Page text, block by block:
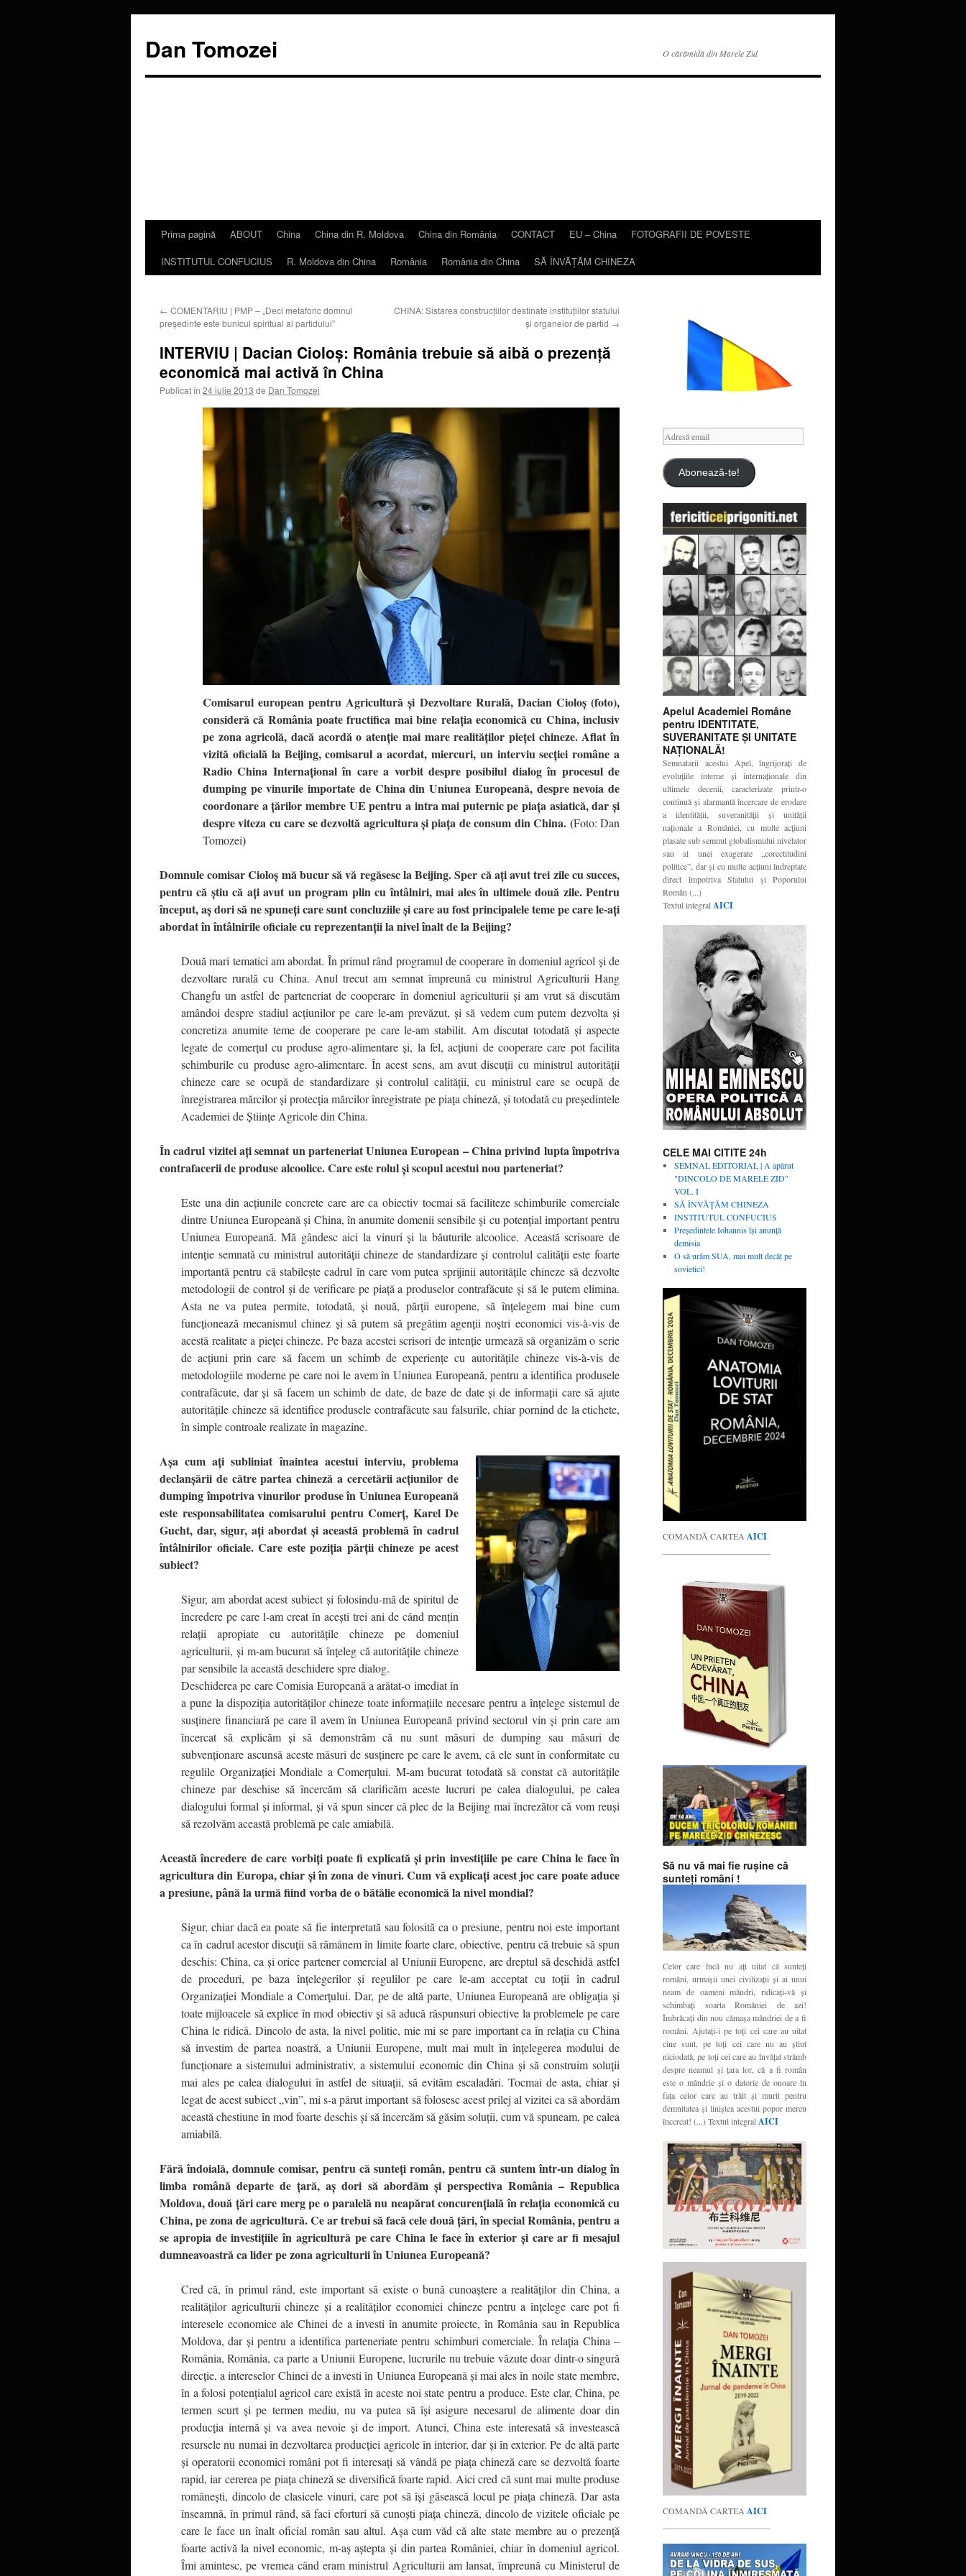
Dan Tomozei O cărămidă din Marele Zid
SariPrima pagină ABOUT China China din R. Moldova China din România CONTACT EU – China
FOTOGRAFII DE POVESTE
INSTITUTUL CONFUCIUS
R. Moldova din China România România din China SĂ ÎNVĂŢĂM CHINEZA
← COMENTARIU | PMP – „Deci metaforic domnul
preşedinte este bunicul spiritual al partidului”
CHINA: Sistarea construcţiilor destinate instituţiilor statului
şi organelor de partid →
INTERVIU | Dacian Cioloş: România trebuie să aibă o prezenţă
economică mai activă în China
Publicat în 24 iulie 2013 de Dan Tomozei
Comisarul european pentru Agricultură şi Dezvoltare Rurală, Dacian Cioloş (foto),
consideră că România poate fructifica mai bine relaţia economică cu China, inclusiv
pe zona agricolă, dacă acordă o atenţie mai mare realităţilor pieţei chineze. Aflat în
vizită oficială la Beijing, comisarul a acordat, miercuri, un interviu secţiei române a
Radio China Internaţional în care a vorbit despre posibilul dialog în procesul de
dumping pe vinurile importate de China din Uniunea Europeană, despre nevoia de
coordonare a ţărilor membre UE pentru a intra mai puternic pe piaţa asiatică, dar şi
despre viteza cu care se dezvoltă agricultura şi piaţa de consum din China. (Foto: Dan
Tomozei)
Domnule comisar Cioloş mă bucur să vă regăsesc la Beijing. Sper că aţi avut trei zile cu succes,
pentru că ştiu că aţi avut un program plin cu întâlniri, mai ales în ultimele două zile. Pentru
început, aş dori să ne spuneţi care sunt concluziile şi care au fost principalele teme pe care le-aţi
abordat în întâlnirile oficiale cu reprezentanţii la nivel înalt de la Beijing?
Două mari tematici am abordat. În primul rând programul de cooperare în domeniul agricol şi de
dezvoltare rurală cu China. Anul trecut am semnat împreună cu ministrul Agriculturii Hang
Changfu un astfel de parteneriat de cooperare în domeniul agriculturii şi am vrut să discutăm
amândoi despre stadiul acţiunilor pe care le-am prevăzut, şi să vedem cum putem dezvolta şi
concretiza anumite teme de cooperare pe care le-am stabilit. Am discutat totodată şi aspecte
legate de comerţul cu produse agro-alimentare şi, la fel, acţiuni de cooperare care pot facilita
schimburile cu produse agro-alimentare. În acest sens, am avut discuţii cu ministrul autorităţii
chineze care se ocupă de standardizare şi controlul calităţii, cu ministrul care se ocupă de
înregistrarea mărcilor şi protecţia mărcilor înregistrate pe piaţa chineză, şi totodată cu preşedintele
Academiei de Ştiinţe Agricole din China.
În cadrul vizitei aţi semnat un parteneriat Uniunea European – China privind lupta împotriva
contrafacerii de produse alcoolice. Care este rolul şi scopul acestui nou parteneriat?
Este una din acţiunile concrete care are ca obiectiv tocmai să faciliteze schimburile comerciale
dintre Uniunea Europeană şi China, în anumite domenii sensibile şi cu potenţial important pentru
Uniunea Europeană. Mă gândesc aici la vinuri şi la băuturile alcoolice. Această scrisoare de
intenţie semnată cu ministrul autorităţii chineze de standardizare şi controlul calităţii este foarte
importantă pentru că stabileşte cadrul în care vom putea sprijinii autorităţile chineze să dezvolte
metodologii de control şi de verificare pe piaţă a produselor contrafăcute şi să le putem elimina.
Asta ne va putea permite, totodată, şi nouă, părţii europene, să înţelegem mai bine cum
funcţionează mecanismul chinez şi să putem să pregătim agenţii noştri economici vis-à-vis de
acestă realitate a pieţei chineze. Pe baza acestei scrisori de intenţie urmează să organizăm o serie
de acţiuni prin care să facem un schimb de experienţe cu autorităţile chineze vis-à-vis de
metodologiile moderne pe care noi le avem în Uniunea Europeană, pentru a identifica produsele
contrafăcute, dar şi să facem un schimb de date, de baze de date şi de informaţii care să ajute
autorităţile chineze să identifice produsele contrafăcute sau falsurile, chiar pornind de la etichete,
în simple controale realizate în magazine.
Aşa cum aţi subliniat înaintea acestui interviu, problema
declanşării de către partea chineză a cercetării acţiunilor de
dumping împotriva vinurilor produse în Uniunea Europeană
este responsabilitatea comisarului pentru Comerţ, Karel De
Gucht, dar, sigur, aţi abordat şi această problemă în cadrul
întâlnirilor oficiale. Care este poziţia părţii chineze pe acest
subiect?
Sigur, am abordat acest subiect şi folosindu-mă de spiritul de
încredere pe care l-am creat în aceşti trei ani de când menţin
relaţii apropiate cu autorităţile chineze pe domeniul
agriculturii, şi m-am bucurat să înţeleg că autorităţile chineze
par sensibile la această deschidere spre dialog.
Deschiderea pe care Comisia Europeană a arătat-o imediat în
a pune la dispoziţia autorităţilor chineze toate informaţiile necesare pentru a înţelege sistemul de
susţinere financiară pe care îl avem în Uniunea Europeană privind sectorul vin şi prin care am
încercat să explicăm şi să demonstrăm că nu sunt măsuri de dumping sau măsuri de
subvenţionare ascunsă aceste măsuri de susţinere pe care le avem, că ele sunt în conformitate cu
regulile Organizaţiei Mondiale a Comerţului. M-am bucurat totodată să constat că autorităţile
chineze par deschise să încercăm să clarificăm aceste lucruri pe calea dialogului, pe calea
dialogului formal şi informal, şi vă spun sincer că plec de la Beijing mai încrezător că vom reuşi
să rezolvăm această problemă pe cale amiabilă.
Această încredere de care vorbiţi poate fi explicată şi prin investiţiile pe care China le face în
agricultura din Europa, chiar şi în zona de vinuri. Cum vă explicaţi acest joc care poate aduce
a presiune, până la urmă fiind vorba de o bătălie economică la nivel mondial?
Sigur, chiar dacă ea poate să fie interpretată sau folosită ca o presiune, pentru noi este important
ca în cadrul acestor discuţii să rămânem în limite foarte clare, obiective, pentru că trebuie să spun
deschis: China, ca şi orice partener comercial al Uniunii Europene, are dreptul să deschidă astfel
de proceduri, pe baza înţelegerilor şi regulilor pe care le-am acceptat cu toţii în cadrul
Organizaţiei Mondiale a Comerţului. Dar, pe de altă parte, Uniunea Europeană are obligaţia şi
toate mijloacele să explice în mod obiectiv şi să aducă răspunsuri obiective la problemele pe care
China le ridică. Dincolo de asta, la nivel politic, mie mi se pare important ca în relaţia cu China
să investim de partea noastră, a Uniunii Europene, mult mai mult în înţelegerea modului de
funcţionare a sistemului administrativ, a sistemului economic din China şi să construim soluţii
mai ales pe calea dialogului în astfel de situaţii, să evităm escaladări. Tocmai de asta, chiar şi
legat de acest subiect „vin”, mi s-a părut important să folosesc acest prilej al vizitei ca să abordăm
această chestiune în mod foarte deschis şi să încercăm să găsim soluţii, cum vă spuneam, pe calea
amiabilă.
Fără îndoială, domnule comisar, pentru că sunteţi român, pentru că suntem într-un dialog în
limba română departe de ţară, aş dori să abordăm şi perspectiva România – Republica
Moldova, două ţări care merg pe o paralelă nu neapărat concurenţială în relaţia economică cu
China, pe zona de agricultură. Ce ar trebui să facă cele două ţări, în special România, pentru a
se apropia de investiţiile în agricultură pe care China le face în exterior şi care ar fi mesajul
dumneavoastră ca lider pe zona agriculturii în Uniunea Europeană?
Cred că, în primul rând, este important să existe o bună cunoaştere a realităţilor din China, a
realităţilor agriculturii chineze şi a realităţilor economiei chineze pentru a înţelege care pot fi
interesele economice ale Chinei de a investi în anumite proiecte, în România sau în Republica
Moldova, dar şi pentru a identifica parteneriate pentru schimburi comerciale. În relaţia China –
România, România, ca parte a Uniunii Europene, lucrurile nu trebuie văzute doar dintr-o singură
direcţie, a intereselor Chinei de a investi în Uniunea Europeană şi mai ales în noile state membre,
în a folosi potenţialul agricol care există în aceste noi state pentru a produce. Este clar, China, pe
termen scurt şi pe termen mediu, nu va putea să îşi asigure necesarul de alimente doar din
producţia internă şi va avea nevoie şi de import. Atunci, China este interesată să investească
resursele nu numai în dezvoltarea producţiei agricole în interior, dar şi în exterior. Pe de altă parte
şi operatorii economici români pot fi interesaţi să vândă pe piaţa chineză care se dezvoltă foarte
rapid, iar cererea pe piaţa chineză se diversifică foarte rapid. Aici cred că sunt mai multe produse
româneşti, dincolo de clasicele vinuri, care pot să îşi găsească locul pe piaţa chineză. Dar asta
înseamnă, în primul rând, să faci eforturi să cunoşti piaţa chineză, dincolo de vizitele oficiale pe
care le face un înalt oficial român sau altul. Aşa cum văd că alte state membre au o prezenţă
foarte activă la nivel economic, m-aş aştepta şi din partea României, chiar în domeniul agricol.
Îmi amintesc, pe vremea când eram ministrul Agriculturii am lansat, împreună cu Ministerul de
Adresă
email
Abonează-te!
Apelul Academiei Române
pentru IDENTITATE,
SUVERANITATE ŞI UNITATE
NAŢIONALĂ!
Semnatarii acestui Apel, îngrijoraţi de
evoluţiile interne şi internaţionale din
ultimele decenii, caracterizate printr-o
continuă şi alarmantă încercare de erodare
a identităţii, suveranităţii şi unităţii
naţionale a României, cu multe acţiuni
plasate sub semnul globalismului nivelator
sau al unei exagerate „corectitudini
politice”, dar şi cu multe acţiuni îndreptate
direct împotriva Statului şi Poporului
Român (...)
Textul integralAICI
CELE MAI CITITE 24h
SEMNAL EDITORIAL | A apărut
"DINCOLO DE MARELE ZID"
VOL. I
SĂ ÎNVĂŢĂM CHINEZA
INSTITUTUL CONFUCIUS
Președintele Iohannis își anunță
demisia
O să urâm SUA, mai mult decât pe
sovietici!
COMANDĂ CARTEA AICI
Să nu vă mai fie ruşine că
sunteţi români !
Celor care încă nu aţi uitat că sunteţi
români, urmaşii unei civilizaţii şi ai unui
neam de oameni mândri, ridicaţi-vă şi
schimbaţi soarta României de azi!
Îmbrăcaţi din nou cămaşa mândriei de a fi
români. Ajutaţi-i pe toţi cei care au uitat
cine sunt, pe toţi cei care nu au ştiut
niciodată, pe toţi cei care au învăţat strâmb
despre neamul şi ţara lor, că a fi român
este o mândrie şi o datorie de onoare în
faţa celor care au trăit şi murit pentru
demnitatea şi liniştea acestui popor mereu
încercat! (...) Textul integralAICI
COMANDĂ CARTEA AICI